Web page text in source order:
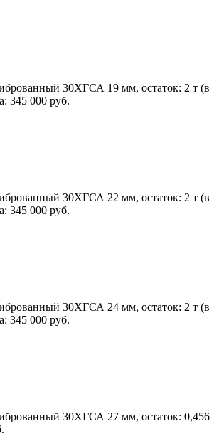
30ХГСА 19 мм, остаток: 2 т (в
345 000 руб.
30ХГСА 22 мм, остаток: 2 т (в
345 000 руб.
30ХГСА 24 мм, остаток: 2 т (в
345 000 руб.
30ХГСА 27 мм, остаток: 0,456